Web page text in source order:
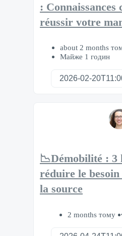
: Connaissances
réussir votre
about 2 months
Майже 1 годин
📉Démobilité : 3
réduire le
la source
2 months тому